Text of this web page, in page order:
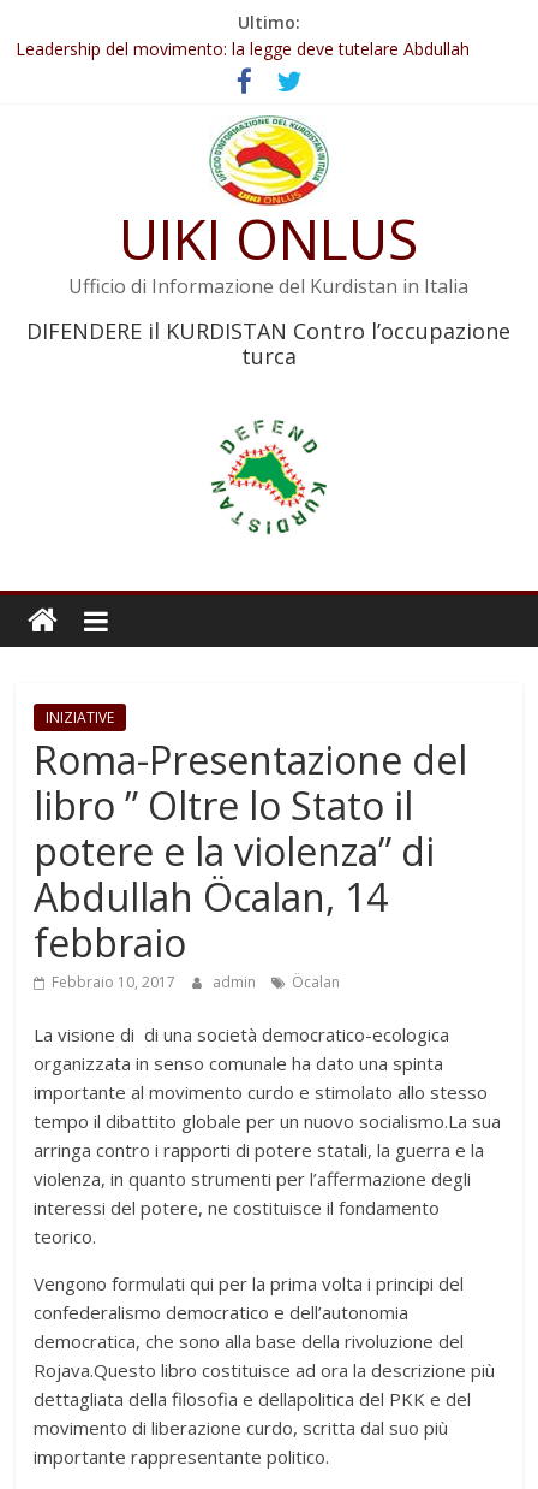
Ultimo:
Abdullah Öcalan: Le legge negativa deve essere trasformata in
legge positiva
Leadership del movimento: la legge deve tutelare Abdullah
Commissione donne del KNK: Şengal è di nuovo sotto minaccia
Non tenere conto della situazione di Rêber Apo ostacolerebbe
Il KNK chiede un’azione internazionale contro i crimini di guerra
UIKI ONLUS
Ufficio di Informazione del Kurdistan in Italia
DIFENDERE il KURDISTAN Contro l’occupazione
turca
INIZIATIVE
Roma-Presentazione del
libro ” Oltre lo Stato il
potere e la violenza” di
Abdullah Öcalan, 14
febbraio
Febbraio 10, 2017 admin Öcalan
La visione di di una società democratico-ecologica
organizzata in senso comunale ha dato una spinta
importante al movimento curdo e stimolato allo stesso
tempo il dibattito globale per un nuovo socialismo.La sua
arringa contro i rapporti di potere statali, la guerra e la
violenza, in quanto strumenti per l’affermazione degli
interessi del potere, ne costituisce il fondamento
teorico.
Vengono formulati qui per la prima volta i principi del
confederalismo democratico e dell’autonomia
democratica, che sono alla base della rivoluzione del
Rojava.Questo libro costituisce ad ora la descrizione più
dettagliata della filosofia e dellapolitica del PKK e del
movimento di liberazione curdo, scritta dal suo più
importante rappresentante politico.